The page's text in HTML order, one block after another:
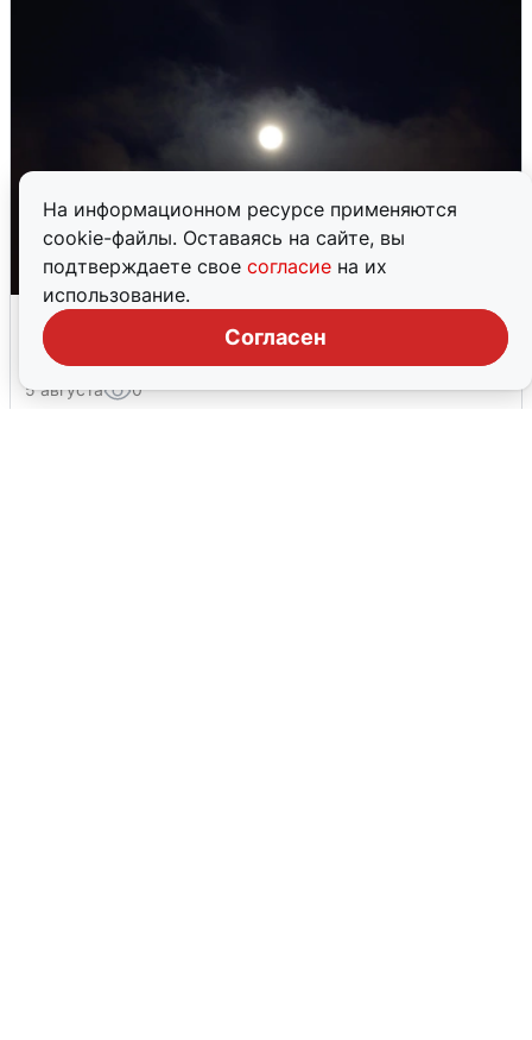
На информационном ресурсе применяются
cookie-файлы. Оставаясь на сайте, вы
подтверждаете свое согласие на их
использование.
Согласен
Взрывы в Воронеже после сигнала
тревоги
5 августа 0